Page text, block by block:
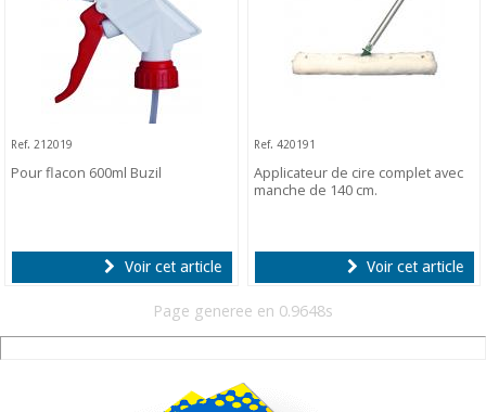
Ref. 212019
Pour flacon 600ml Buzil
Voir cet article
Ref. 420191
Applicateur de cire complet avec
manche de 140 cm.
Voir cet article
Page generee en 0.9648s